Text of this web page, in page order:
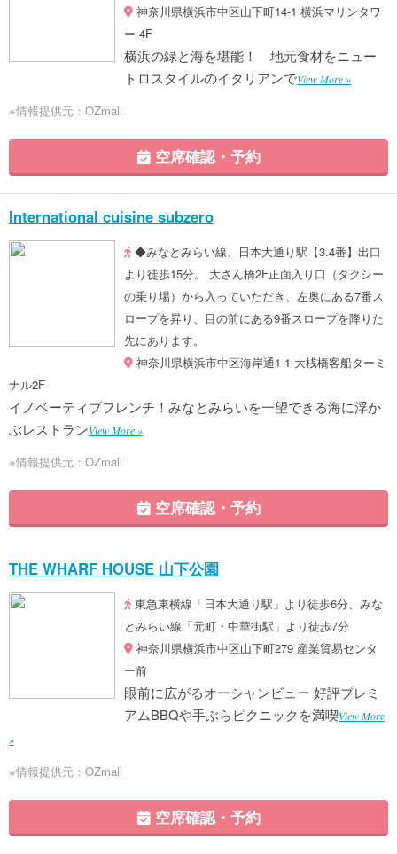
神奈川県横浜市中区山下町14-1 横浜マリンタワ
ー 4F
横浜の緑と海を堪能！ 地元食材をニュー
トロスタイルのイタリアンでView More »
※情報提供元：OZmall
空席確認・予約
International cuisine subzero
◆みなとみらい線、日本大通り駅【3.4番】出口
より徒歩15分。 大さん橋2F正面入り口（タクシー
の乗り場）から入っていただき、左奥にある7番ス
ロープを昇り、目の前にある9番スロープを降りた
先にあります。
神奈川県横浜市中区海岸通1-1 大桟橋客船ターミ
ナル2F
イノベーティブフレンチ！みなとみらいを一望できる海に浮か
ぶレストランView More »
※情報提供元：OZmall
空席確認・予約
THE WHARF HOUSE 山下公園
東急東横線「日本大通り駅」より徒歩6分、みな
とみらい線「元町・中華街駅」より徒歩7分
神奈川県横浜市中区山下町279 産業貿易センタ
ー前
眼前に広がるオーシャンビュー 好評プレミ
アムBBQや手ぶらピクニックを満喫View More
»
※情報提供元：OZmall
空席確認・予約